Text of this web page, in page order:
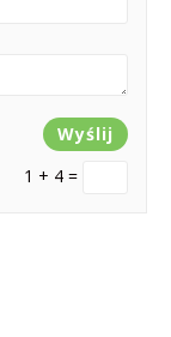
1 + 4 =